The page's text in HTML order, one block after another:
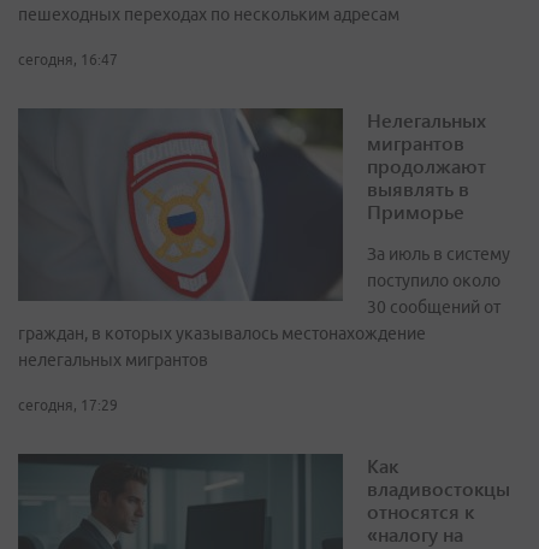
пешеходных переходах по нескольким адресам
сегодня, 16:47
Нелегальных
мигрантов
продолжают
выявлять в
Приморье
За июль в систему
поступило около
30 сообщений от
граждан, в которых указывалось местонахождение
нелегальных мигрантов
сегодня, 17:29
Как
владивостокцы
относятся к
«налогу на